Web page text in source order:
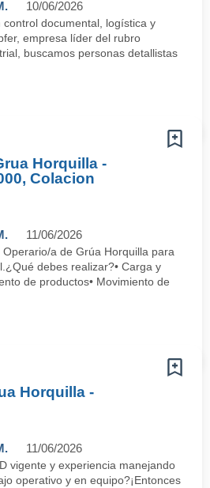
10/06/2026
documental, logística y
empresa líder del rubro
buscamos personas detallistas
Horquilla -
Colacion
11/06/2026
a de Grúa Horquilla para
debes realizar?• Carga y
de productos• Movimiento de
Horquilla -
11/06/2026
vigente y experiencia manejando
operativo y en equipo?¡Entonces